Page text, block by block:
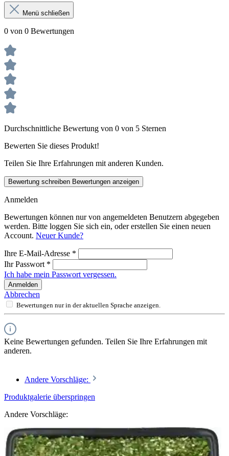
Menü schließen
0 von 0 Bewertungen
Durchschnittliche Bewertung von 0 von 5 Sternen
Bewerten Sie dieses Produkt!
Teilen Sie Ihre Erfahrungen mit anderen Kunden.
Bewertung schreiben Bewertungen anzeigen
Anmelden
Bewertungen können nur von angemeldeten Benutzern abgegeben
werden. Bitte loggen Sie sich ein, oder erstellen Sie einen neuen
Account. Neuer Kunde?
Ihre E-Mail-Adresse *
Ihr Passwort *
Ich habe mein Passwort vergessen.
Anmelden
Abbrechen
Bewertungen nur in der aktuellen Sprache anzeigen.
Keine Bewertungen gefunden. Teilen Sie Ihre Erfahrungen mit
anderen.
Andere Vorschläge:
Produktgalerie überspringen
Andere Vorschläge: